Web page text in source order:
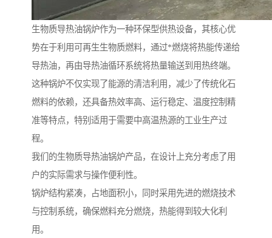
生物质导热油锅炉作为一种环保型供热设备，其核心优
势在于利用可再生生物质燃料，通过*燃烧将热能传递给
导热油，再由导热油循环系统将热量输送到用热终端。
这种锅炉不仅实现了能源的清洁利用，减少了传统化石
燃料的依赖，还具备热效率高、运行稳定、温度控制精
准等特点，特别适用于需要中高温热源的工业生产过
程。
我们的生物质导热油锅炉产品，在设计上充分考虑了用
户的实际需求与操作便利性。
锅炉结构紧凑，占地面积小，同时采用先进的燃烧技术
与控制系统，确保燃料充分燃烧，热能得到较大化利
用。